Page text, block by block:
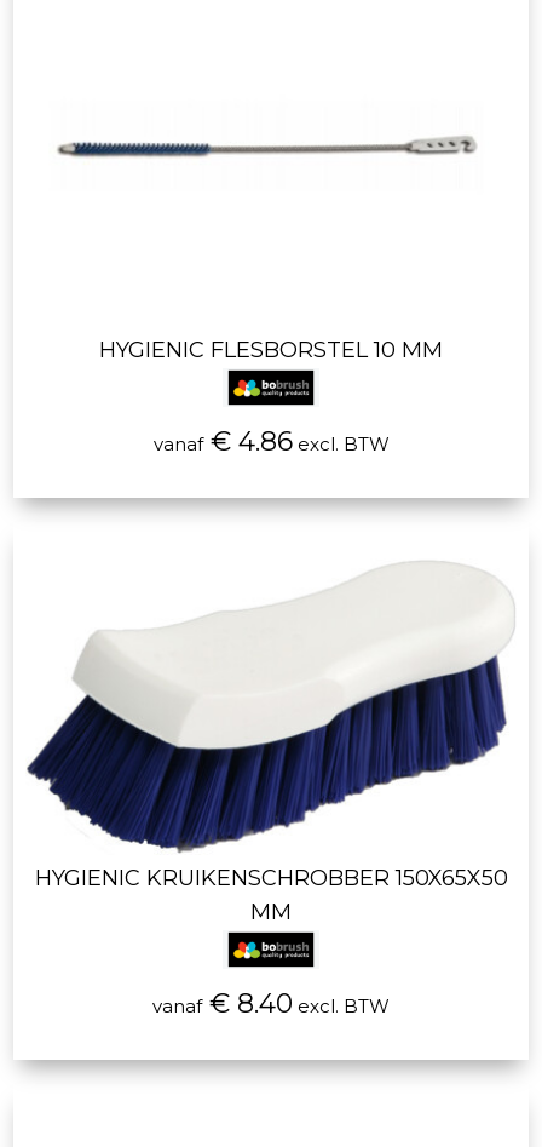
HYGIENIC FLESBORSTEL 10 MM
vanaf€ 4.86excl. BTW
HYGIENIC KRUIKENSCHROBBER 150X65X50
MM
vanaf€ 8.40 excl. BTW